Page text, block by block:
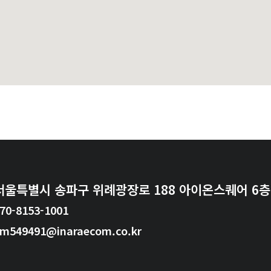
울특별시 송파구 위례광장로 188 아이온스퀘어 6
8153-1001